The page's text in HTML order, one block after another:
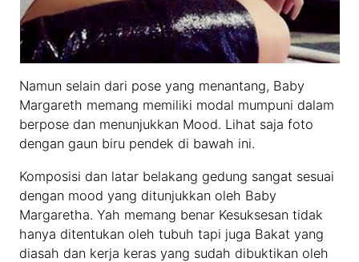
Namun selain dari pose yang menantang, Baby
Margareth memang memiliki modal mumpuni dalam
berpose dan menunjukkan Mood. Lihat saja foto
dengan gaun biru pendek di bawah ini.
Komposisi dan latar belakang gedung sangat sesuai
dengan mood yang ditunjukkan oleh Baby
Margaretha. Yah memang benar Kesuksesan tidak
hanya ditentukan oleh tubuh tapi juga Bakat yang
diasah dan kerja keras yang sudah dibuktikan oleh